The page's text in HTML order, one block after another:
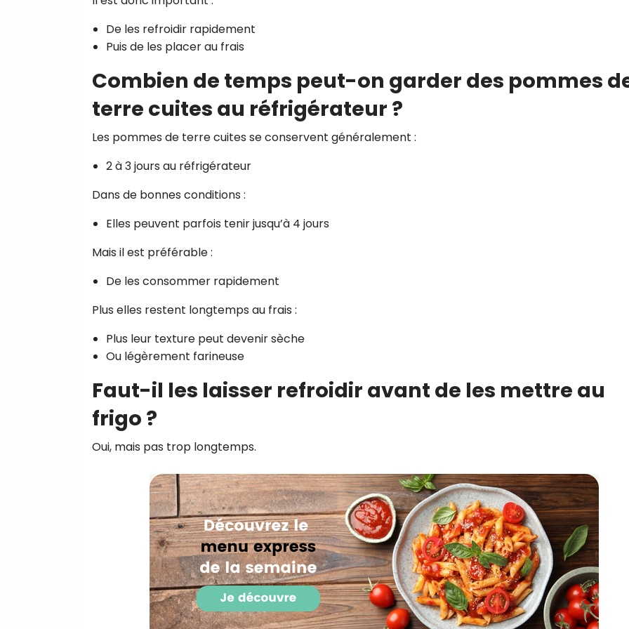
De les refroidir rapidement
Puis de les placer au frais
Combien de temps peut-on garder des pommes
terre cuites au réfrigérateur ?
Les pommes de terre cuites se conservent généralement :
2 à 3 jours au réfrigérateur
Dans de bonnes conditions :
Elles peuvent parfois tenir jusqu’à 4 jours
Mais il est préférable :
De les consommer rapidement
Plus elles restent longtemps au frais :
Plus leur texture peut devenir sèche
Ou légèrement farineuse
Faut-il les laisser refroidir avant de les mettre au
frigo ?
Oui, mais pas trop longtemps.